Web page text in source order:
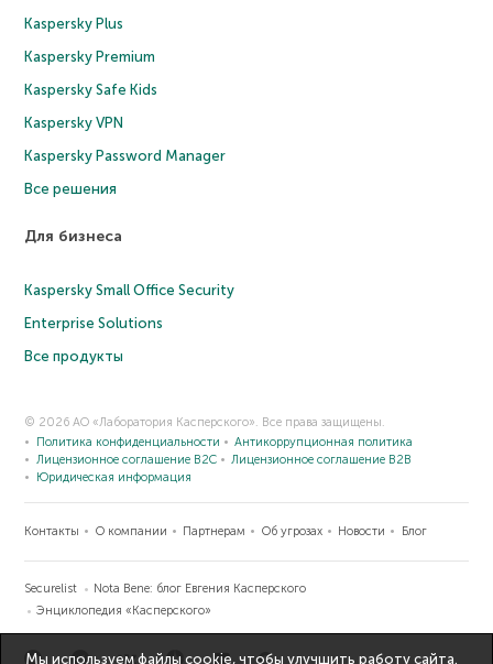
Kaspersky Plus
Kaspersky Premium
Kaspersky Safe Kids
Kaspersky VPN
Kaspersky Password Manager
Все решения
Для бизнеса
Kaspersky Small Office Security
Enterprise Solutions
Все продукты
© 2026 АО «Лаборатория Касперского». Все права защищены.
Политика конфиденциальности
Антикоррупционная политика
Лицензионное соглашение B2C
Лицензионное соглашение B2B
Юридическая информация
Контакты О компании Партнерам Об угрозах Новости Блог
Securelist
Nota Bene: блог Евгения Касперского
Энциклопедия «Касперского»
Мы используем файлы cookie, чтобы улучшить работу сайта.